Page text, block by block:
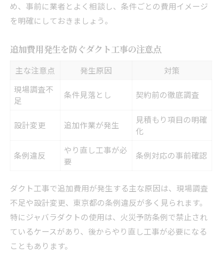
め、事前に業者とよく相談し、条件ごとの費用イメージ
を明確にしておきましょう。
追加費用発生を防ぐダクト工事の注意点
主な注意点 発生原因
対策
現場調査不
足
条件見落とし 契約前の徹底調査
設計変更 追加作業が発生
見積もり項目の明確
化
条例違反
やり直し工事が必
要
条例対応の事前確認
ダクト工事で追加費用が発生する主な原因は、現場調査
不足や設計変更、東京都の条例違反が多く見られます。
特にジャバラダクトの使用は、火災予防条例で禁止され
ているケースがあり、後からやり直し工事が必要になる
こともあります。